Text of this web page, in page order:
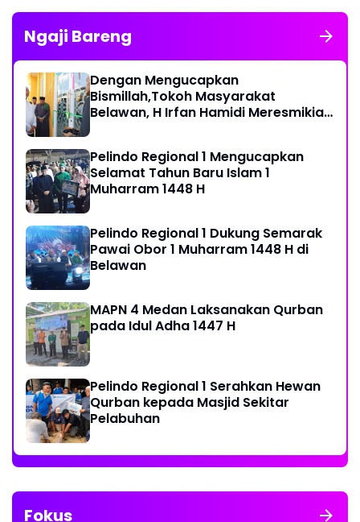
Ngaji Bareng
Dengan Mengucapkan
Bismillah,Tokoh Masyarakat
Belawan, H Irfan Hamidi Meresmikian
Pelindo Regional 1 Mengucapkan
Selamat Tahun Baru Islam 1
Muharram 1448 H
Pelindo Regional 1 Dukung Semarak
Pawai Obor 1 Muharram 1448 H di
Belawan
MAPN 4 Medan Laksanakan Qurban
pada Idul Adha 1447 H
Pelindo Regional 1 Serahkan Hewan
Qurban kepada Masjid Sekitar
Pelabuhan
Fokus